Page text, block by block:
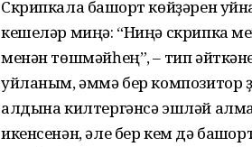
Скрипкала башҡорт көйҙәрен
кешеләр миңә: “Ниңә скрипка
менән төшмәйһең”, – тип
уйланым, әммә бер композитор
алдына килтергәнсә эшләй
икенсенән, әле бер кем дә